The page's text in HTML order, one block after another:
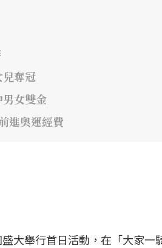
奪冠
女雙金
進奧運經費
大舉行首日活動，在「大家一